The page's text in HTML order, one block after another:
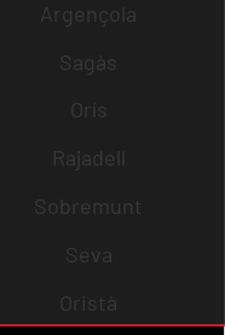
Argençola
Sagàs
Orís
Rajadell
Sobremunt
Seva
Oristà